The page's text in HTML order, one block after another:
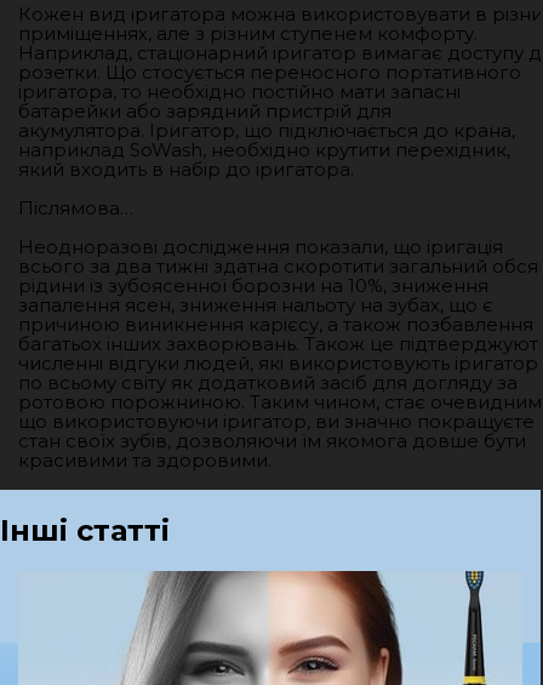
Кожен вид іригатора можна використовувати в
приміщеннях, але з різним ступенем комфорту.
Наприклад, стаціонарний іригатор вимагає доступу
розетки. Що стосується переносного портативного
іригатора, то необхідно постійно мати запасні
батарейки або зарядний пристрій для
акумулятора. Іригатор, що підключається до крана,
наприклад SoWash, необхідно крутити перехідник,
який входить в набір до іригатора.
Післямова…
Неодноразові дослідження показали, що іригація
всього за два тижні здатна скоротити загальний
рідини із зубоясенної борозни на 10%, зниження
запалення ясен, зниження нальоту на зубах, що є
причиною виникнення карієсу, а також позбавлення
багатьох інших захворювань. Також це
численні відгуки людей, які використовують іригатор
по всьому світу як додатковий засіб для догляду за
ротовою порожниною. Таким чином, стає
що використовуючи іригатор, ви значно покращуєте
стан своїх зубів, дозволяючи їм якомога довше бути
красивими та здоровими.
Інші статті